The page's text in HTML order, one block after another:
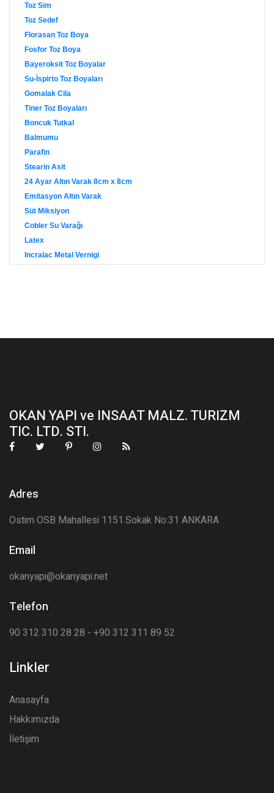
Toz Sim
Toz Sedef
Florasan Toz Boya
Fosfor Toz Boya
Bayeroksit Toz Boyalar
Su-İspirto Toz Boyaları
Gomalak Cila
Tiner Toz Boyaları
Boncuk Tutkal
Balmumu
Parafin
Stearin Asit
24 Ayar Altın Varak 8cm x 8cm
Emitasyon Altın Varak
Süt Miksiyon
Cobler Su Varağı
Latex
Incralac Metal Vernigi
OKAN YAPI ve INSAAT MALZ. TURIZM
TIC. LTD. STI.
Linkler
Anasayfa
Hakkımızda
İletişim
Adres
Ostim OSB Mahallesi 1151.Sokak No:31 ANKARA
Email
okanyapi@okanyapi.net
Telefon
90 312 310 28 28 - +90 312 311 89 52